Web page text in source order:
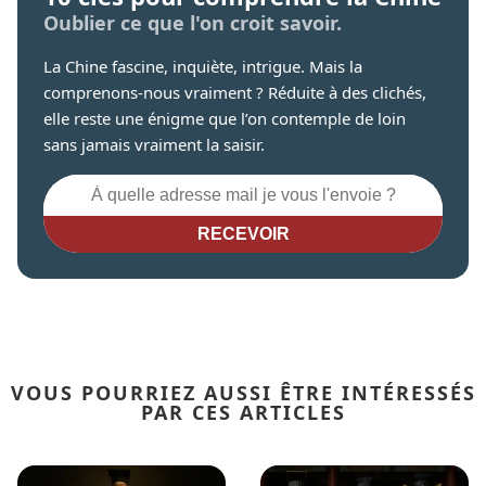
Oublier ce que l'on croit savoir.
La Chine fascine, inquiète, intrigue. Mais la
comprenons-nous vraiment ? Réduite à des clichés,
elle reste une énigme que l’on contemple de loin
sans jamais vraiment la saisir.
RECEVOIR
VOUS POURRIEZ AUSSI ÊTRE INTÉRESSÉS
PAR CES ARTICLES